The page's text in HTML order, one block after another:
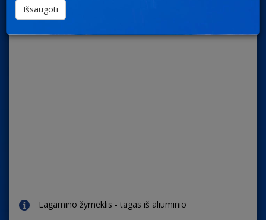
Lagamino žymeklis - tagas iš aliuminio